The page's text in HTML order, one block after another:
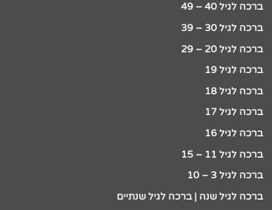
ברכה לגיל 40 – 49
ברכה לגיל 30 – 39
ברכה לגיל 20 – 29
ברכה לגיל 19
ברכה לגיל 18
ברכה לגיל 17
ברכה לגיל 16
ברכה לגיל 11 – 15
ברכה לגיל 3 – 10
ברכה לגיל שנה | ברכה לגיל שנתיים